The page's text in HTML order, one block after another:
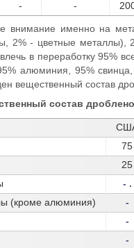
- -
именно на
2% - цветные металлы),
в переработку 95%
алюминия, 95%
вещественный состав
состав
75
25
- .
(кроме алюминия)
-
-
-